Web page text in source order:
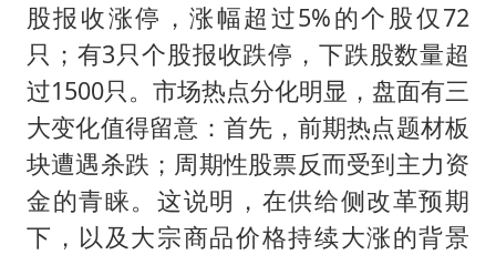
股报收涨停，涨幅超过5%的个股仅72
只；有3只个股报收跌停，下跌股数量超
过1500只。市场热点分化明显，盘面有三
大变化值得留意：首先，前期热点题材板
块遭遇杀跌；周期性股票反而受到主力资
金的青睐。这说明，在供给侧改革预期
下，以及大宗商品价格持续大涨的背景